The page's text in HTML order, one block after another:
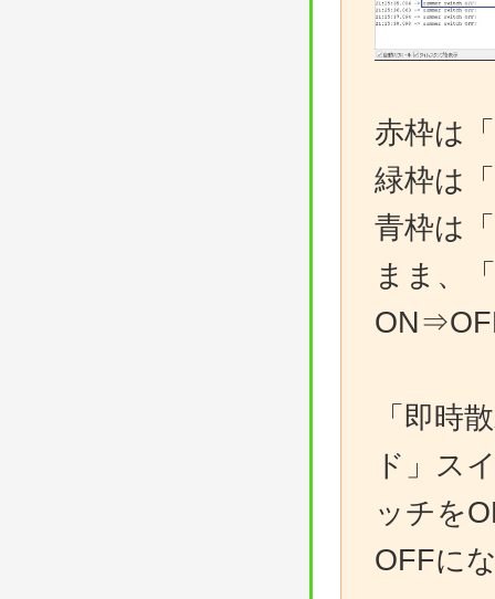
赤枠は
緑枠は
青枠は
まま、
「即時
ド」ス
ッチを
OFFに